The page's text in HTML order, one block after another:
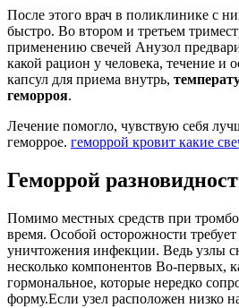
После этого врач в поликлинике с
быстро. Во втором и третьем
применению свечей Анузол
какой рацион у человека, течение и
капсул для приема внутрь,
геморроя.
Лечение помогло, чувствую себя
геморрое. геморрой кровит какие
Геморрой
Помимо местных средств при
время. Особой осторожности
уничтожения инфекции. Ведь узлы
несколько компонентов Во-первых,
гормональное, которые нередко
форму.Если узел расположен низко